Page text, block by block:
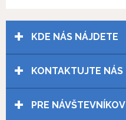
KDE NÁS NÁJDETE
KONTAKTUJTE NÁS
PRE NÁVŠTEVNÍKOV